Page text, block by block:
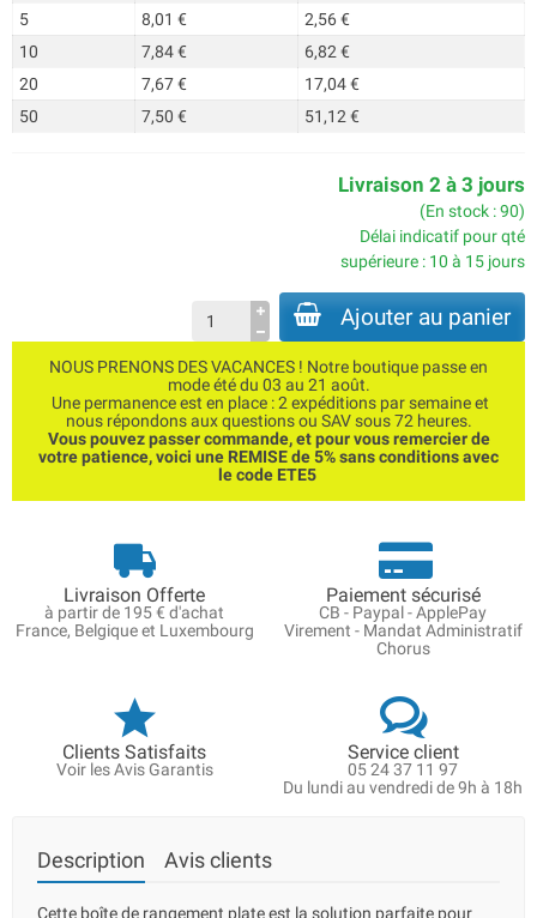
5
8,01 €
2,56 €
10
7,84 €
6,82 €
20
7,67 €
17,04 €
50
7,50 € 51,12 €
Livraison 2 à 3 jours
(En stock : 90)
Délai indicatif pour qté
supérieure : 10 à 15 jours
Ajouter au panier
NOUS PRENONS DES VACANCES ! Notre boutique passe en
mode été du 03 au 21 août.
Une permanence est en place : 2 expéditions par semaine et
nous répondons aux questions ou SAV sous 72 heures.
Vous pouvez passer commande, et pour vous remercier de
votre patience, voici une REMISE de 5% sans conditions avec
le code ETE5
Livraison Offerte
à partir de 195 € d'achat
France, Belgique et Luxembourg
Paiement sécurisé
CB - Paypal - ApplePay
Virement - Mandat Administratif
Chorus
Clients Satisfaits
Voir les Avis Garantis
Service client
05 24 37 11 97
Du lundi au vendredi de 9h à 18h
Description Avis clients
Cette boîte de rangement plate est la solution parfaite pour